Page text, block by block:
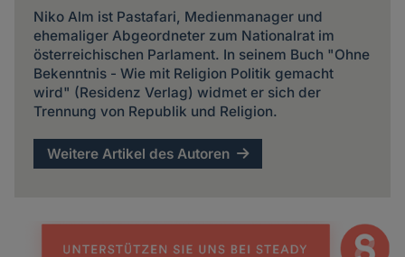
Niko Alm ist Pastafari, Medienmanager und
ehemaliger Abgeordneter zum Nationalrat im
österreichischen Parlament. In seinem Buch "Ohne
Bekenntnis - Wie mit Religion Politik gemacht
wird" (Residenz Verlag) widmet er sich der
Trennung von Republik und Religion.
Weitere Artikel des Autoren